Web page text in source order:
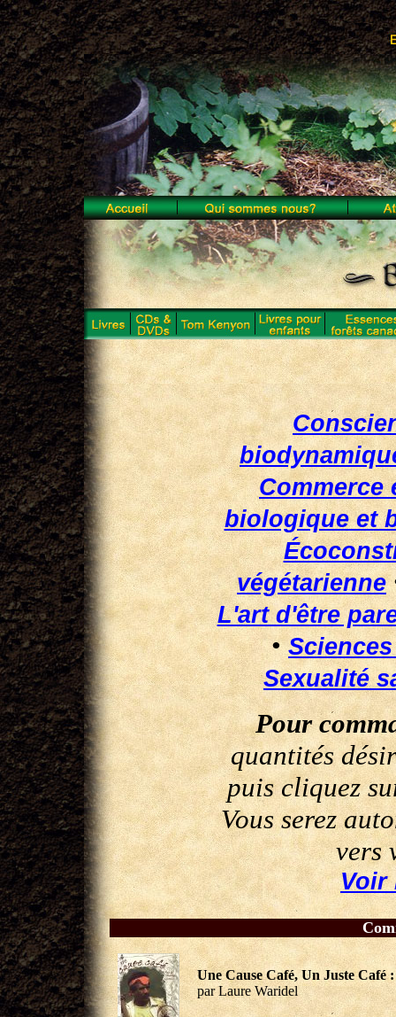
Commerce
biologique et
végétarienne
L'art d'être
•
Sexualité
Pour
quantités
puis cliquez
Vous serez
vers
Voir
Une Cause Café, Un Juste Café
par Laure Waridel